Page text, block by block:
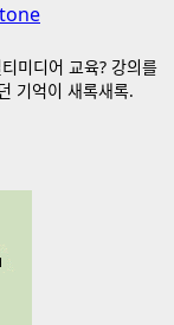
미디어 교육? 강의를
기억이 새록새록.